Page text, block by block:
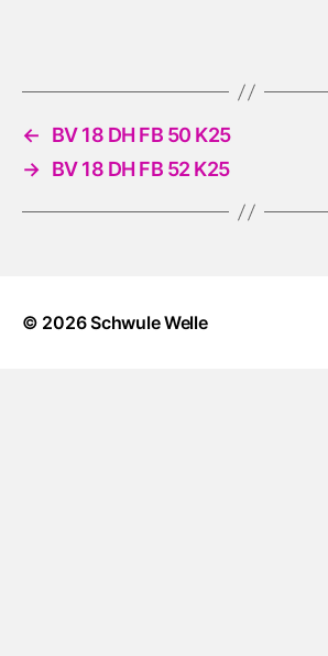
←
BV 18 DH FB 50 K25
→ BV 18 DH FB 52 K25
© 2026Schwule Welle